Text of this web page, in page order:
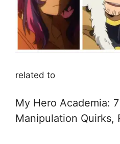
related to
My Hero Academia:
Manipulation Quirks,